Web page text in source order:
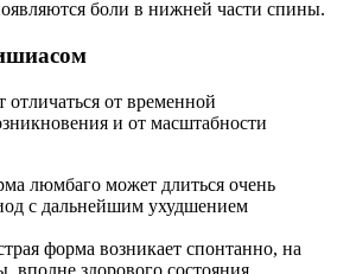
боли в нижней части спины.
отличаться от временной
и от масштабности
люмбаго может длиться очень
с дальнейшим ухудшением
форма возникает спонтанно, на
вполне здорового состояния